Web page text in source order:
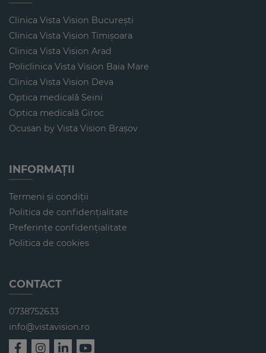
Clinica Vista Vision Bucureşti
Clinica Vista Vision Timişoara
Clinica Vista Vision Arad
Policlinica Vista Vision Baia Mare
Clinica Vista Vision Deva
Optica medicală Seini
Optica medicală Giroc
Ocusan by Vista Vision Brașov
INFORMAȚII
Termeni și condiții
Politica de confidențialitate
Preferințe confidențialitate
Politica de cookies
CONTACT
0738752633
info@vistavision.ro